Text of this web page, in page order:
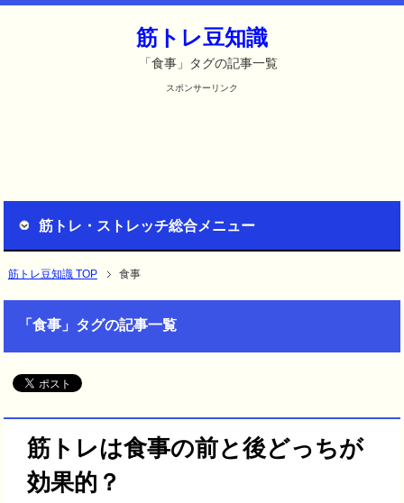
筋トレ豆知識
「食事」タグの記事一覧
スポンサーリンク
筋トレ・ストレッチ総合メニュー
筋トレ豆知識 TOP 食事
「食事」タグの記事一覧
筋トレは食事の前と後どっちが
効果的？